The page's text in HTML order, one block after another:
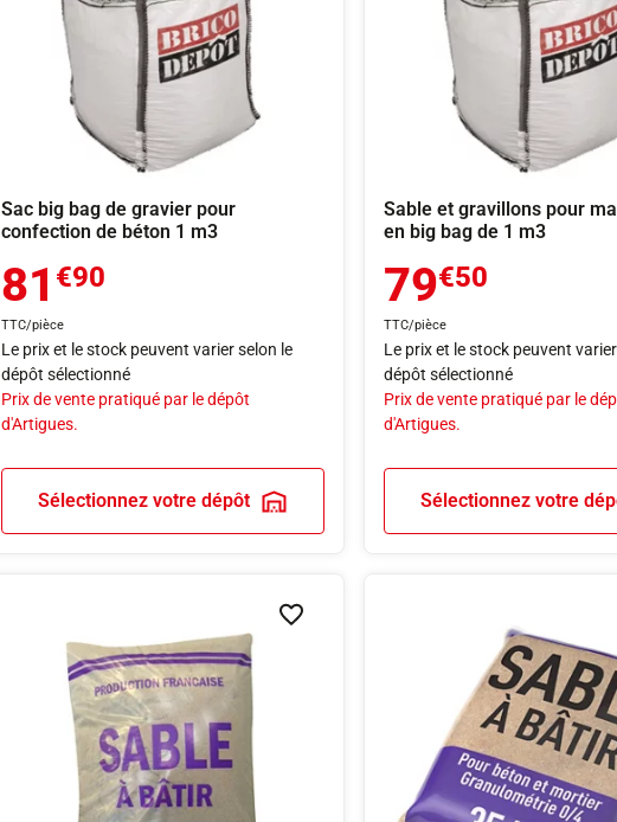
Sac big bag de gravier pour
confection de béton 1 m3
81 €90
TTC/pièce
Le prix et le stock peuvent varier selon le
dépôt sélectionné
Prix de vente pratiqué par le dépôt
d'Artigues.
Sélectionnez votre dépôt
Sable et gravillons pour
en big bag de 1 m3
79€50
TTC/pièce
Le prix et le stock peuvent
dépôt sélectionné
Prix de vente pratiqué par le
d'Artigues.
Sélectionnez votre
Ajouter à la liste de souhaits